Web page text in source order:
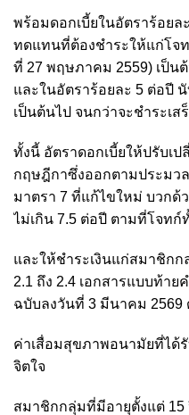
พร้อมดอกเบี้ยในอัตราร้อยล
ทดแทนที่ต้องชำระให้แก่โจ
ที่ 27 พฤษภาคม 2559) เป็น
และในอัตราร้อยละ 5 ต่อปี
เป็นต้นไป จนกว่าจะชำระเส
ทั้งนี้ อัตราดอกเบี้ยให้ปรับเ
กฤษฎีกาซึ่งออกตามประม
มาตรา 7 ที่แก้ไขใหม่ บวกด้
ไม่เกิน 7.5 ต่อปี ตามที่โจทก์
และให้ชำระเงินแก่สมาชิก
2.1 ถึง 2.4 เอกสารแบบท้า
ฉบับลงวันที่ 3 มีนาคม 2569
ค่าเสื่อมสุขภาพอนามัยที่ได้
จิตใจ
สมาชิกกลุ่มที่มีอายุตั้งแต่